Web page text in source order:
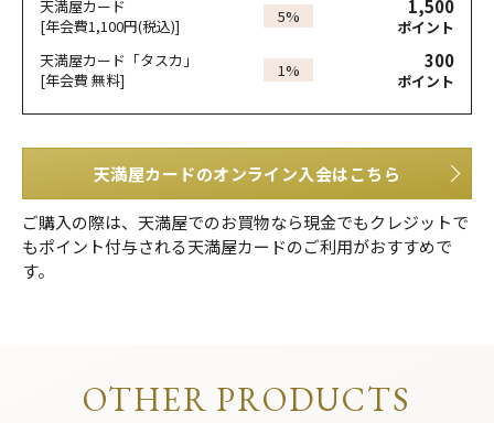
天満屋カード
[年会費1,100円(税込)]
5% 1,500
ポイント
天満屋カード「タスカ」
[年会費 無料]
1% 300
ポイント
天満屋カードのオンライン入会はこちら
ご購入の際は、天満屋でのお買物なら現金でもクレジットで
もポイント付与される天満屋カードのご利用がおすすめで
す。
OTHER PRODUCTS